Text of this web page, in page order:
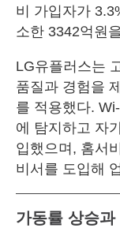
비 가입자가
소한 3342억원
LG유플러스는
품질과 경험을
를 적용했다.
에 탐지하고 자
입했으며, 홈서
비서를 도입해
가동률 상승